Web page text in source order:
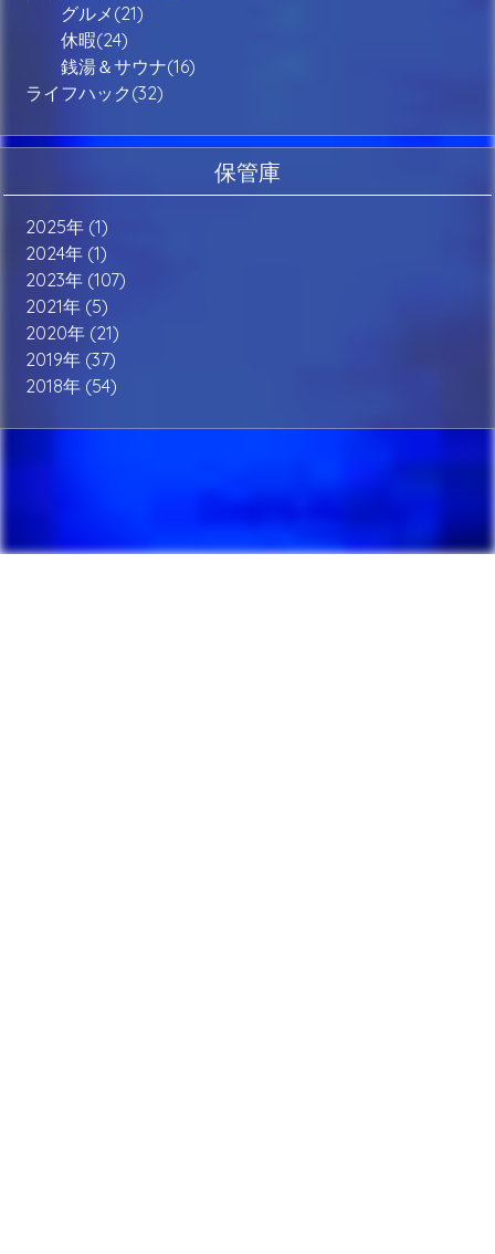
グルメ(21)
休暇(24)
銭湯＆サウナ(16)
ライフハック(32)
保管庫
2025年 (1)
2024年 (1)
2023年 (107)
2021年 (5)
2020年 (21)
2019年 (37)
2018年 (54)